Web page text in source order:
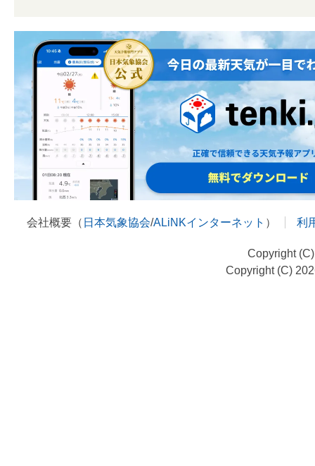
会社概要（ 日本気象協会/ALiNKインターネット ） 利
Copyright
Copyright (C)